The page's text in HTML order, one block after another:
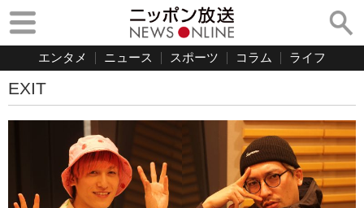
エンタメ ニュース スポーツ コラム ライフ
EXIT